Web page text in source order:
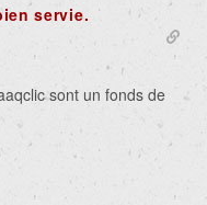
servie.
sont un fonds de